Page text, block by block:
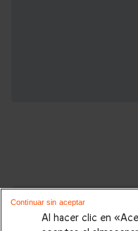
Cajas regalo que
Al hacer clic en
Continuar sin aceptar